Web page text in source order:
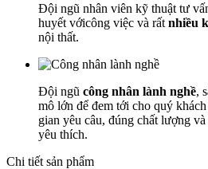
Đội ngũ nhân viên kỹ thuật tư
huyết vớicông việc và rất nhiều
nội thất.
Đội ngũ công nhân lành nghề,
mô lớn để đem tới cho quý
gian yêu câu, đúng chất lượng
yêu thích.
Chi tiết sản phẩm